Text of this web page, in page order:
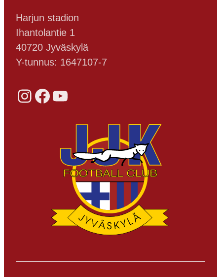
Harjun stadion
Ihantolantie 1
40720 Jyväskylä
Y-tunnus: 1647107-7
Instagram Facebook YouTube